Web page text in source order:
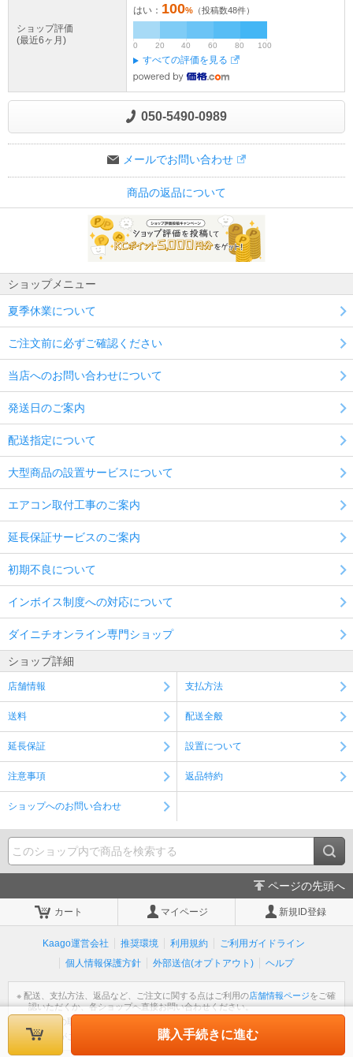
ショップ評価
(最近6ヶ月)
はい： 100% （投稿数48件）
0 20 40 60 80 100
すべての評価を見る
050-5490-0989
メールでお問い合わせ
商品の返品について
ショップメニュー
夏季休業について
ご注文前に必ずご確認ください
当店へのお問い合わせについて
発送日のご案内
配送指定について
大型商品の設置サービスについて
エアコン取付工事のご案内
延長保証サービスのご案内
初期不良について
インボイス制度への対応について
ダイニチオンライン専門ショップ
ショップ詳細
店舗情報 支払方法
送料 配送全般
延長保証 設置について
注意事項 返品特約
ショップへのお問い合わせ
購入手続きに進む
ページの先頭へ
カート マイページ 新規ID登録
Kaago運営会社 推奨環境 利用規約
ご利用ガイドライン
個人情報保護方針
外部送信(オプトアウト) ヘルプ
※ 配送、支払方法、返品など、ご注文に関する点はご利用の店舗情報ページをご確
認いただくか、各ショップへ直接お問い合わせください。
※ 個人情報の取扱いについては
※ 不明な点がございましたら
をご覧ください。